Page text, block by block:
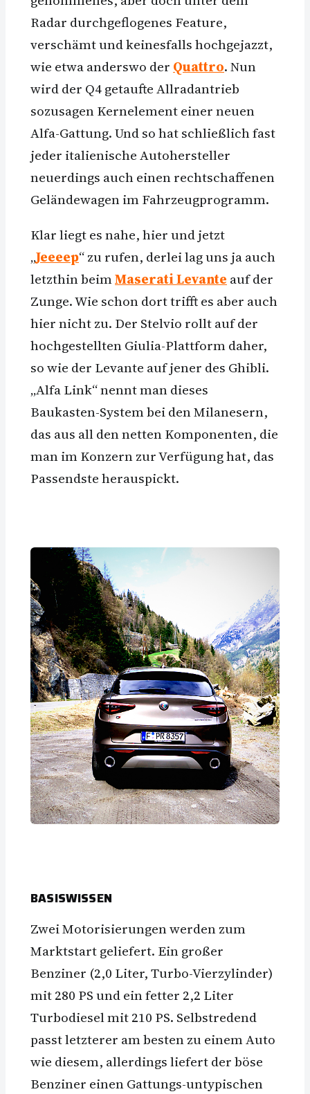
Radar durchgeflogenes Feature,
verschämt und keinesfalls hochgejazzt,
wie etwa anderswo der Quattro. Nun
wird der Q4 getaufte Allradantrieb
sozusagen Kernelement einer neuen
Alfa-Gattung. Und so hat schließlich fast
jeder italienische Autohersteller
neuerdings auch einen rechtschaffenen
Geländewagen im Fahrzeugprogramm.
Klar liegt es nahe, hier und jetzt
„Jeeeep“ zu rufen, derlei lag uns ja auch
letzthin beimMaserati Levante auf der
Zunge. Wie schon dort trifft es aber auch
hier nicht zu. Der Stelvio rollt auf der
hochgestellten Giulia-Plattform daher,
so wie der Levante auf jener des Ghibli.
„Alfa Link“ nennt man dieses
Baukasten-System bei den Milanesern,
das aus all den netten Komponenten, die
man im Konzern zur Verfügung hat, das
Passendste herauspickt.
BASISWISSEN
Zwei Motorisierungen werden zum
Marktstart geliefert. Ein großer
Benziner (2,0 Liter, Turbo-Vierzylinder)
mit 280 PS und ein fetter 2,2 Liter
Turbodiesel mit 210 PS. Selbstredend
passt letzterer am besten zu einem Auto
wie diesem, allerdings liefert der böse
Benziner einen Gattungs-untypischen